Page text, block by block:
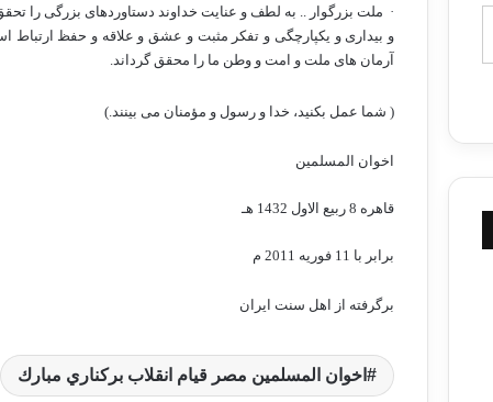
· ملت بزرگوار .. به لطف و عنایت خداوند دستاوردهای بزرگی را
و بیداری و یکپارچگی و تفکر مثبت و عشق و علاقه و حفظ ارتباط
آرمان های ملت و امت و وطن ما را محقق گرداند.
( شما عمل بکنید، خدا و رسول و مؤمنان می بینند.)
اخوان المسلمین
قاهره 8 ربیع الاول 1432 هـ
برابر با 11 فوریه 2011 م
برگرفته از اهل سنت ايران
اخوان المسلمين مصر قيام انقلاب بركناري مبارك